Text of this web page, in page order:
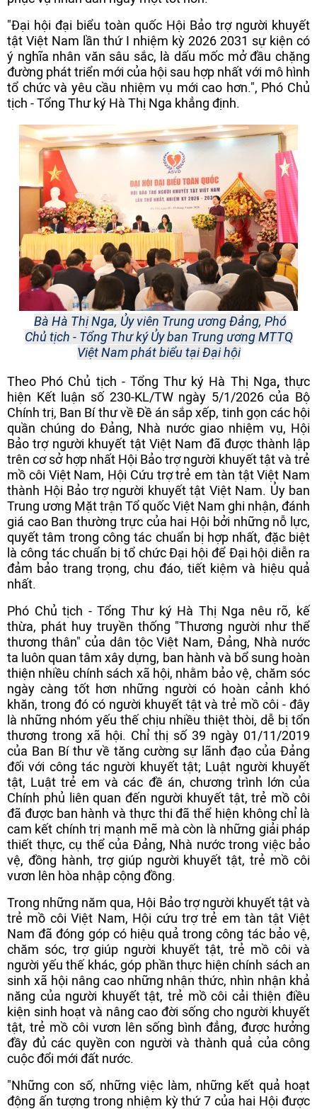
"Đại hội đại biểu toàn quốc Hội Bảo trợ người khuyết
tật Việt Nam lần thứ I nhiệm kỳ 2026 2031 sự kiện có
ý nghĩa nhân văn sâu sắc, là dấu mốc mở đầu chặng
đường phát triển mới của hội sau hợp nhất với mô hình
tổ chức và yêu cầu nhiệm vụ mới cao hơn.", Phó Chủ
tịch - Tổng Thư ký Hà Thị Nga khẳng định.
Bà Hà Thị Nga, Ủy viên Trung ương Đảng, Phó
Chủ tịch - Tổng Thư ký Ủy ban Trung ương MTTQ
Việt Nam phát biểu tại Đại hội
Theo Phó Chủ tịch - Tổng Thư ký Hà Thị Nga,thực
hiện Kết luận số 230-KL/TW ngày 5/1/2026 của Bộ
Chính trị, Ban Bí thư về Đề án sắp xếp, tinh gọn các hội
quần chúng do Đảng, Nhà nước giao nhiệm vụ, Hội
Bảo trợ người khuyết tật Việt Nam đã được thành lập
trên cơ sở hợp nhất Hội Bảo trợ người khuyết tật và trẻ
mồ côi Việt Nam, Hội Cứu trợ trẻ em tàn tật Việt Nam
thành Hội Bảo trợ người khuyết tật Việt Nam. Ủy ban
Trung ương Mặt trận Tổ quốc Việt Nam ghi nhận, đánh
giá cao Ban thường trực của hai Hội bởi những nỗ lực,
quyết tâm trong công tác chuẩn bị hợp nhất, đặc biệt
là công tác chuẩn bị tổ chức Đại hội để Đại hội diễn ra
đảm bảo trang trọng, chu đáo, tiết kiệm và hiệu quả
nhất.
Phó Chủ tịch - Tổng Thư ký Hà Thị Nga nêu rõ, kế
thừa, phát huy truyền thống "Thương người như thể
thương thân" của dân tộc Việt Nam, Đảng, Nhà nước
ta luôn quan tâm xây dựng, ban hành và bổ sung hoàn
thiện nhiều chính sách xã hội, nhằm bảo vệ, chăm sóc
ngày càng tốt hơn những người có hoàn cảnh khó
khăn, trong đó có người khuyết tật và trẻ mồ côi - đây
là những nhóm yếu thế chịu nhiều thiệt thòi, dễ bị tổn
thương trong xã hội. Chỉ thị số 39 ngày 01/11/2019
của Ban Bí thư về tăng cường sự lãnh đạo của Đảng
đối với công tác người khuyết tật; Luật người khuyết
tật, Luật trẻ em và các đề án, chương trình lớn của
Chính phủ liên quan đến người khuyết tật, trẻ mồ côi
đã được ban hành và thực thi đã thể hiện không chỉ là
cam kết chính trị mạnh mẽ mà còn là những giải pháp
thiết thực, cụ thể của Đảng, Nhà nước trong việc bảo
vệ, đồng hành, trợ giúp người khuyết tật, trẻ mồ côi
vươn lên hòa nhập cộng đồng.
Trong những năm qua, Hội Bảo trợ người khuyết tật và
trẻ mồ côi Việt Nam, Hội cứu trợ trẻ em tàn tật Việt
Nam đã đóng góp có hiệu quả trong công tác bảo vệ,
chăm sóc, trợ giúp người khuyết tật, trẻ mồ côi và
người yếu thế khác, góp phần thực hiện chính sách an
sinh xã hội nâng cao những nhận thức, nhìn nhận khả
năng của người khuyết tật, trẻ mồ côi cải thiện điều
kiện sinh hoạt và nâng cao đời sống cho người khuyết
tật, trẻ mồ côi vươn lên sống bình đẳng, được hưởng
đầy đủ các quyền con người và thành quả của công
cuộc đổi mới đất nước.
"Những con số, những việc làm, những kết quả hoạt
động ấn tượng trong nhiệm kỳ thứ 7 của hai Hội được